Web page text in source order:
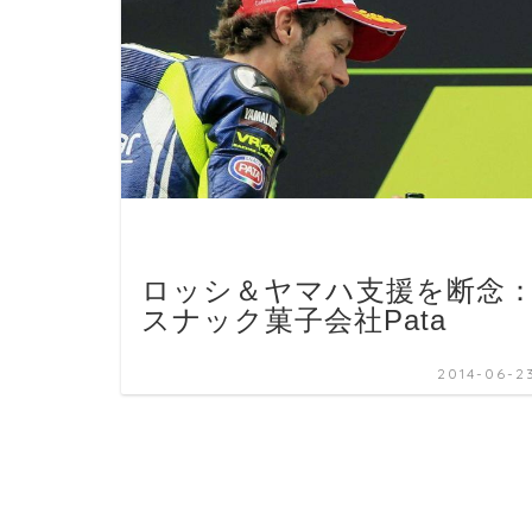
ロッシ＆ヤマハ支援を断念
スナック菓子会社Pata
2014-06-